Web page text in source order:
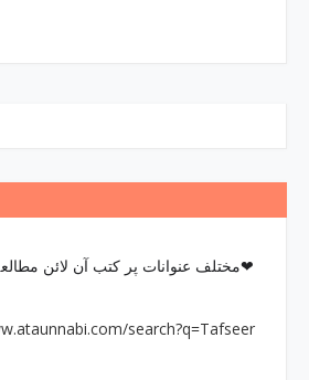
❤مختلف عنوانات پر کتب آن لائن مطالعہ اور ڈاؤن لوڈ کریں❤
search?q=Tafseer